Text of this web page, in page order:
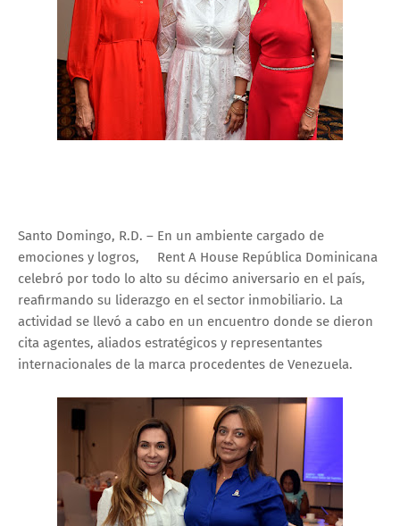
Santo Domingo, R.D. – En un ambiente cargado de
emociones y logros, Rent A House República Dominicana
celebró por todo lo alto su décimo aniversario en el país,
reafirmando su liderazgo en el sector inmobiliario. La
actividad se llevó a cabo en un encuentro donde se dieron
cita agentes, aliados estratégicos y representantes
internacionales de la marca procedentes de Venezuela.